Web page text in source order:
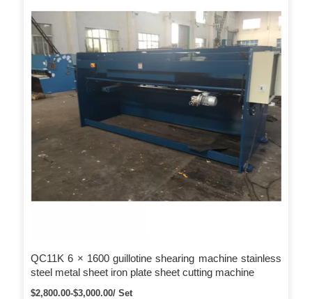
QC11K 6 × 1600 guillotine shearing machine stainless
steel metal sheet iron plate sheet cutting machine
$2,800.00-$3,000.00/ Set